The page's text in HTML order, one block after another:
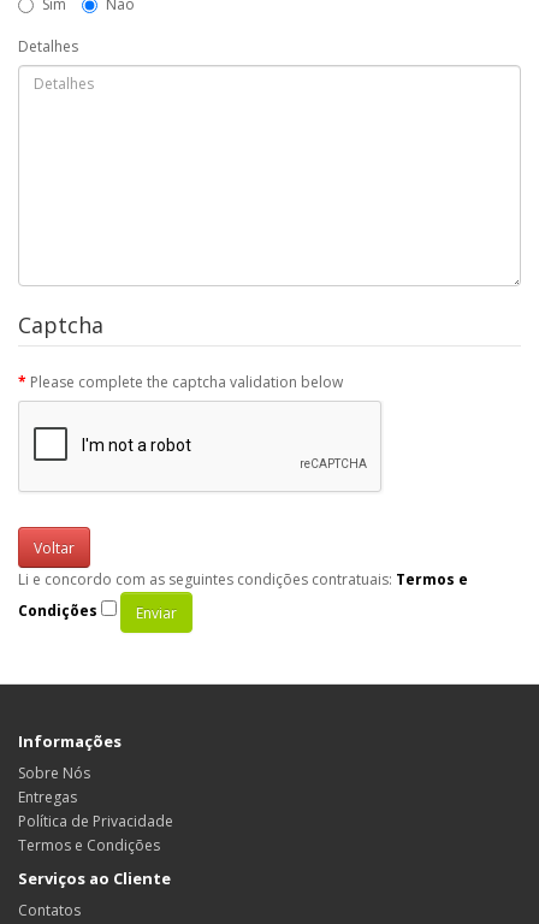
Sim
Não
Detalhes
Captcha
Please complete the captcha validation below
Voltar
Li e concordo com as seguintes condições contratuais: Termos e
Condições
Informações
Sobre Nós
Entregas
Política de Privacidade
Termos e Condições
Serviços ao Cliente
Contatos